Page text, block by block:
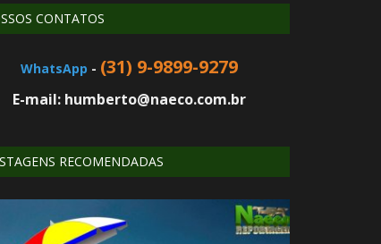
CONTATOS
WhatsApp - (31) 9-9899-9279
E-mail: humberto@naeco.com.br
RECOMENDADAS